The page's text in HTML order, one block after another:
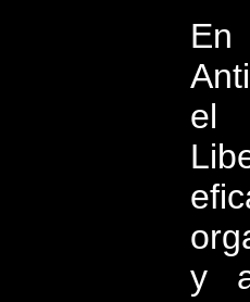
el
y